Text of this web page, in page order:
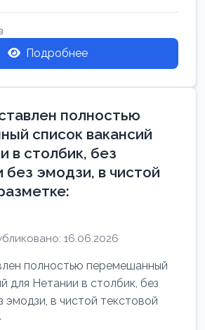
сборку м...
Подробнее
полностью
список вакансий
в столбик, без
без эмодзи, в чистой
16.06.2026
полностью перемешанный
для Нетании в столбик, без
эмодзи, в чистой текстовой